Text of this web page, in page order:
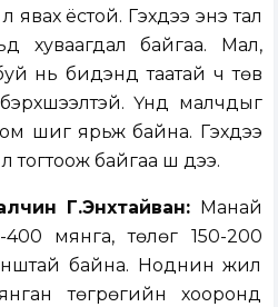
явах ёстой. Гэхдээ энэ тал
хуваагдал байгаа. Мал,
нь бидэнд таатай ч төв
бэрхшээлтэй. Үүнд малчдыг
шиг ярьж байна. Гэхдээ
байгаа шүү дээ.
Г.Энхтайван:
Манай
мянга, төлөг 150-200
байна. Ноднин жил
төгрөгийн хооронд